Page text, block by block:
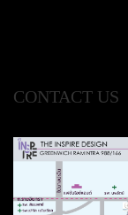
CONTACT US